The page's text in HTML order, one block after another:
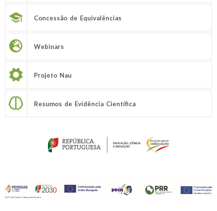
Concessão de Equivalências
Webinars
Projeto Nau
Resumos de Evidência Científica